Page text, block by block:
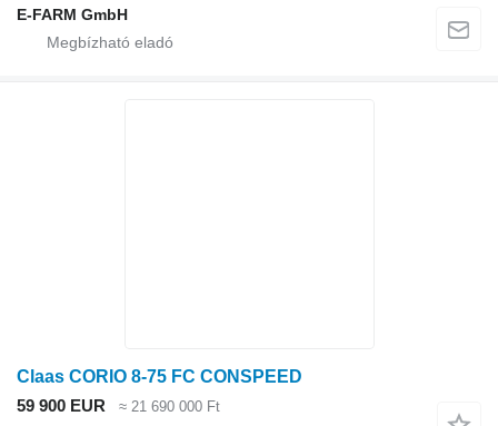
E-FARM GmbH
Claas CORIO 8-75 FC CONSPEED
59 900 EUR
≈ 21 690 000 Ft